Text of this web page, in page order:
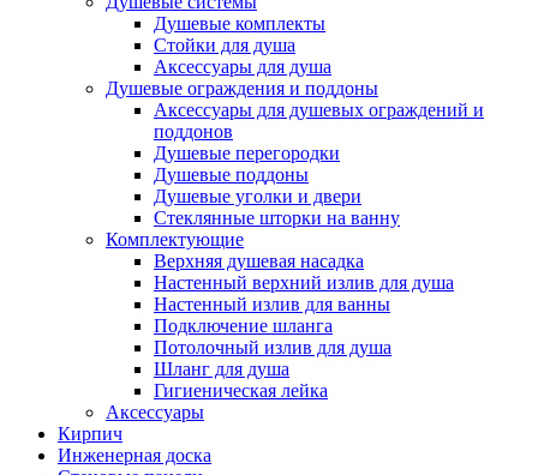
Душевые комплекты
Стойки для душа
Аксессуары для душа
Душевые ограждения и поддоны
Аксессуары для душевых ограждений и
поддонов
Душевые перегородки
Душевые поддоны
Душевые уголки и двери
Стеклянные шторки на ванну
Комплектующие
Верхняя душевая насадка
Настенный верхний излив для душа
Настенный излив для ванны
Подключение шланга
Потолочный излив для душа
Шланг для душа
Гигиеническая лейка
Аксессуары
Кирпич
Инженерная доска